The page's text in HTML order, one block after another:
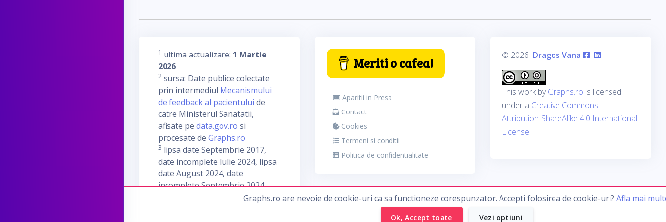
Graphs.ro are nevoie de cookie-uri ca sa functioneze corespunzator. Accepti folosirea de cookie-uri? Afla mai
Ok, Accept toate Vezi optiuni
1 ultima actualizare: 1 Martie
2026
2 sursa: Date publice colectate
prin intermediul Mecanismului
de feedback al pacientului de
catre Ministerul Sanatatii,
afisate pe data.gov.ro si
procesate de Graphs.ro
3 lipsa date Septembrie 2017,
date incomplete Iulie 2024, lipsa
date August 2024, date
incomplete Septembrie 2024
Meriti o cafea!
Aparitii in Presa
Contact
Cookies
Termeni si conditii
Politica de confidentialitate
© 2026 Dragos Vana
This work byGraphs.ro is licensed
under a Creative Commons
Attribution-ShareAlike 4.0 International
License